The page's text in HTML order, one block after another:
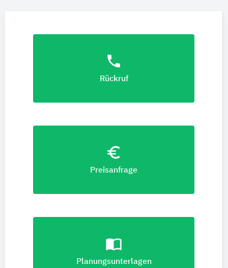
phone
Rückruf
euro_symbol
Preisanfrage
import_contacts
Planungsunterlagen